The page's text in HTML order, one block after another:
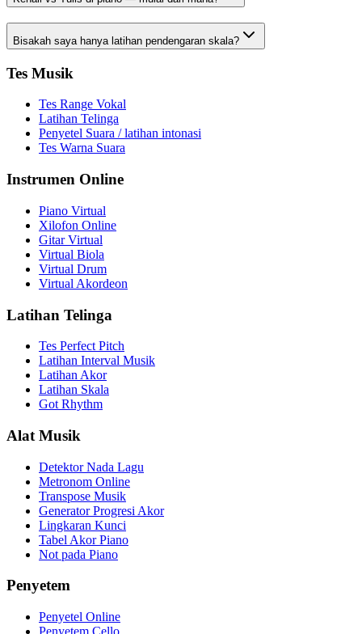
Bisakah saya hanya latihan pendengaran skala?
Tes Musik
Tes Range Vokal
Latihan Telinga
Penyetel Suara / latihan intonasi
Tes Warna Suara
Instrumen Online
Piano Virtual
Xilofon Online
Gitar Virtual
Virtual Biola
Virtual Drum
Virtual Akordeon
Latihan Telinga
Tes Perfect Pitch
Latihan Interval Musik
Latihan Akor
Latihan Skala
Got Rhythm
Alat Musik
Detektor Nada Lagu
Metronom Online
Transpose Musik
Generator Progresi Akor
Lingkaran Kunci
Tabel Akor Piano
Not pada Piano
Penyetem
Penyetel Online